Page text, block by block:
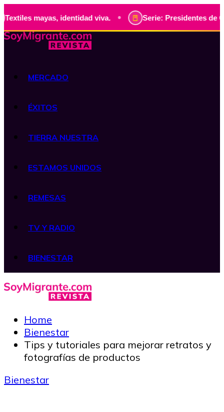
identidad viva. • Serie: Presidentes de
MERCADO
ÉXITOS
TIERRA NUESTRA
ESTAMOS UNIDOS
REMESAS
TV Y RADIO
BIENESTAR
Home
Bienestar
Tips y tutoriales para mejorar retratos y
fotografías de productos
Bienestar